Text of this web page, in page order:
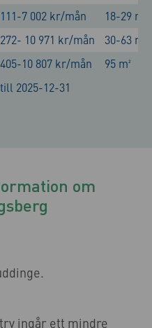
7 002 kr/mån
18-29 m²
10 971 kr/mån
30-63 m²
10 807 kr/mån
95 m²
2025-12-31
om
ingår ett mindre